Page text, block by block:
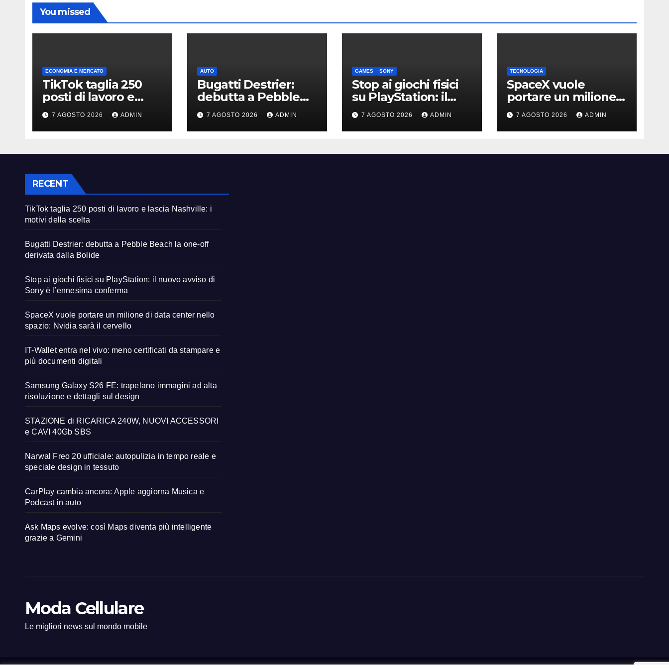
You missed
ECONOMIA E MERCATO
TikTok taglia 250
posti di lavoro e
lascia Nashville: i
motivi della scelta
7 AGOSTO 2026 ADMIN
AUTO
Bugatti Destrier:
debutta a Pebble
Beach la one-off
derivata dalla Bolide
7 AGOSTO 2026 ADMIN
GAMES SONY
Stop ai giochi fisici
su PlayStation: il
nuovo avviso di
Sony è l’ennesima
conferma
7 AGOSTO 2026 ADMIN
TECNOLOGIA
SpaceX vuole
portare un milione
di data center nello
spazio: Nvidia sarà il
cervello
7 AGOSTO 2026 ADMIN
RECENT
TikTok taglia 250 posti di lavoro e lascia Nashville: i
motivi della scelta
Bugatti Destrier: debutta a Pebble Beach la one-off
derivata dalla Bolide
Stop ai giochi fisici su PlayStation: il nuovo avviso di
Sony è l’ennesima conferma
SpaceX vuole portare un milione di data center nello
spazio: Nvidia sarà il cervello
IT-Wallet entra nel vivo: meno certificati da stampare e
più documenti digitali
Samsung Galaxy S26 FE: trapelano immagini ad alta
risoluzione e dettagli sul design
STAZIONE di RICARICA 240W, NUOVI ACCESSORI
e CAVI 40Gb SBS
Narwal Freo 20 ufficiale: autopulizia in tempo reale e
speciale design in tessuto
CarPlay cambia ancora: Apple aggiorna Musica e
Podcast in auto
Ask Maps evolve: così Maps diventa più intelligente
grazie a Gemini
Moda Cellulare
Le migliori news sul mondo mobile